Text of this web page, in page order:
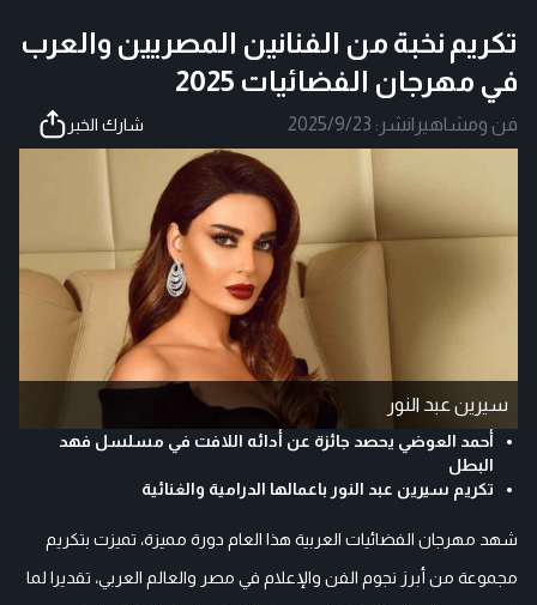
تكريم نخبة من الفنانين المصريين والعرب
في مهرجان الفضائيات 2025
فن ومشاهير |نشر: 2025/9/23 شارك الخبر
سيرين عبد النور
أحمد العوضي يحصد جائزة عن أدائه اللافت في مسلسل فهد
البطل
تكريم سيرين عبد النور باعمالها الدرامية والغنائية
شهد مهرجان الفضائيات العربية هذا العام دورة مميزة، تميزت بتكريم
مجموعة من أبرز نجوم الفن والإعلام في مصر والعالم العربي، تقديرا لما